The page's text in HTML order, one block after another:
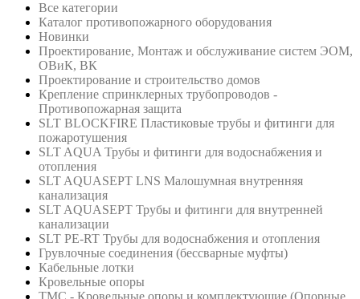
Все категории
Каталог противопожарного оборудования
Новинки
Проектирование, Монтаж и обслуживание систем ЭОМ,
ОВиК, ВК
Проектирование и строительство домов
Крепление спринклерных трубопроводов -
Противопожарная защита
SLT BLOCKFIRE Пластиковые трубы и фитинги для
пожаротушения
SLT AQUA Трубы и фитинги для водоснабжения и
отопления
SLT AQUASEPT LNS Малошумная внутренняя
канализация
SLT AQUASEPT Трубы и фитинги для внутренней
канализации
SLT PE-RT Трубы для водоснабжения и отопления
Грувлочные соединения (бессварные муфты)
Кабельные лотки
Кровельные опоры
ТМС - Кровельные опоры и комплектующие (Опорные